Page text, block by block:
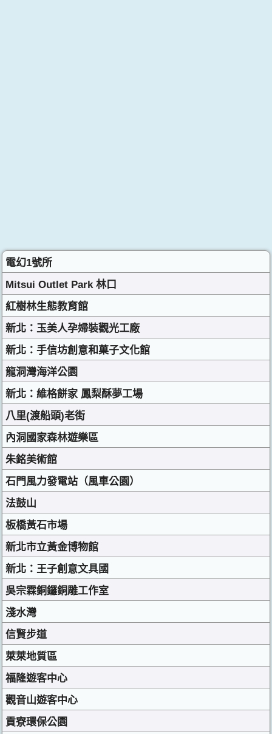
電幻1號所
Mitsui Outlet Park 林口
紅樹林生態教育館
新北：玉美人孕婦裝觀光工廠
新北：手信坊創意和菓子文化館
龍洞灣海洋公園
新北：維格餅家 鳳梨酥夢工場
八里(渡船頭)老街
內洞國家森林遊樂區
朱銘美術館
石門風力發電站（風車公園）
法鼓山
板橋黃石市場
新北市立黃金博物館
新北：王子創意文具國
吳宗霖銅鑼銅雕工作室
淺水灣
信賢步道
萊萊地質區
福隆遊客中心
觀音山遊客中心
貢寮環保公園